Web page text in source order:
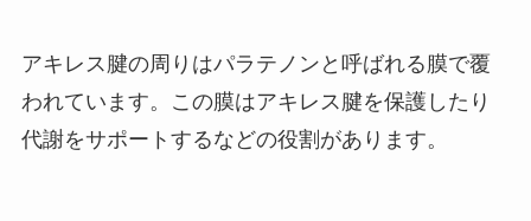
アキレス腱の周りはパラテノンと呼ばれる膜で覆
われています。この膜はアキレス腱を保護したり
代謝をサポートするなどの役割があります。